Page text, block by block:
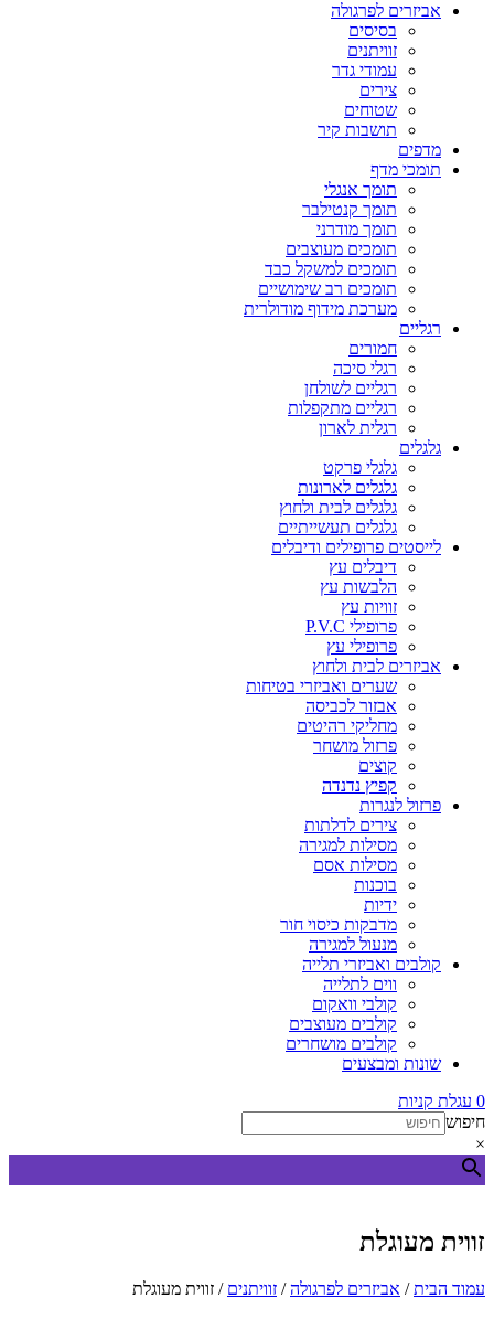
אביזרים לפרגולה
בסיסים
זוויתנים
עמודי גדר
צירים
שטוחים
תושבות קיר
מדפים
תומכי מדף
תומך אנגלי
תומך קנטילבר
תומך מודרני
תומכים מעוצבים
תומכים למשקל כבד
תומכים רב שימושיים
מערכת מידוף מודולרית
רגליים
חמורים
רגלי סיכה
רגליים לשולחן
רגליים מתקפלות
רגלית לארון
גלגלים
גלגלי פרקט
גלגלים לארונות
גלגלים לבית ולחוץ
גלגלים תעשייתיים
לייסטים פרופילים ודיבלים
דיבלים עץ
הלבשות עץ
זוויות עץ
פרופילי P.V.C
פרופילי עץ
אביזרים לבית ולחוץ
שערים ואביזרי בטיחות
אבזור לכביסה
מחליקי רהיטים
פרזול מושחר
קוצים
קפיץ נדנדה
פרזול לנגרות
צירים לדלתות
מסילות למגירה
מסילות אסם
בוכנות
ידיות
מדבקות כיסוי חור
מנעול למגירה
קולבים ואביזרי תלייה
ווים לתלייה
קולבי וואקום
קולבים מעוצבים
קולבים מושחרים
שונות ומבצעים
0 עגלת קניות
חיפוש
×
זווית מעוגלת
עמוד הבית/ אביזרים לפרגולה/ זוויתנים / זווית מעוגלת